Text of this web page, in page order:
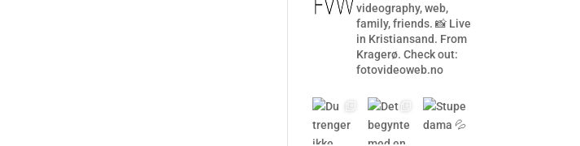
videography, web,
family, friends. 📸 Live
in Kristiansand. From
Kragerø. Check out:
fotovideoweb.no